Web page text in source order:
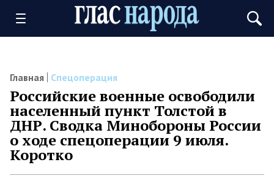
Главная Спецоперация
Российские военные освободили
населенный пункт Толстой в
ДНР. Сводка Минобороны России
о ходе спецоперации 9 июля.
Коротко